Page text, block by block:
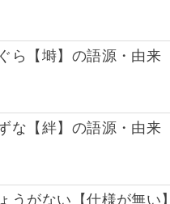
ら【塒】の語源・由来
な【絆】の語源・由来
うがない【仕様が無い】